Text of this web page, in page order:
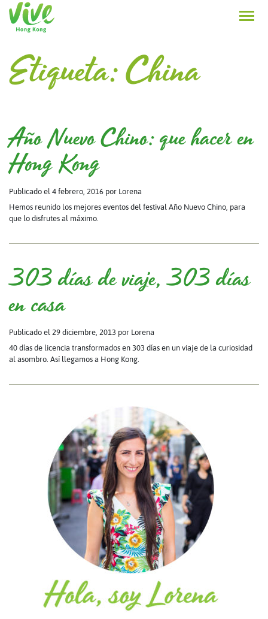
Etiqueta:China
Año Nuevo Chino: que hacer en
Hong Kong
Publicado el 4 febrero, 2016 por Lorena
Hemos reunido los mejores eventos del festival Año Nuevo Chino, para
que lo disfrutes al máximo.
303 días de viaje, 303 días
en casa
Publicado el 29 diciembre, 2013 por Lorena
40 días de licencia transformados en 303 días en un viaje de la curiosidad
al asombro. Así llegamos a Hong Kong.